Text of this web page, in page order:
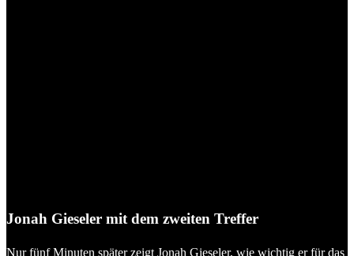
Jonah Gieseler mit dem zweiten Treffer
Nur fünf Minuten später zeigt Jonah Gieseler, wie wichtig er für das